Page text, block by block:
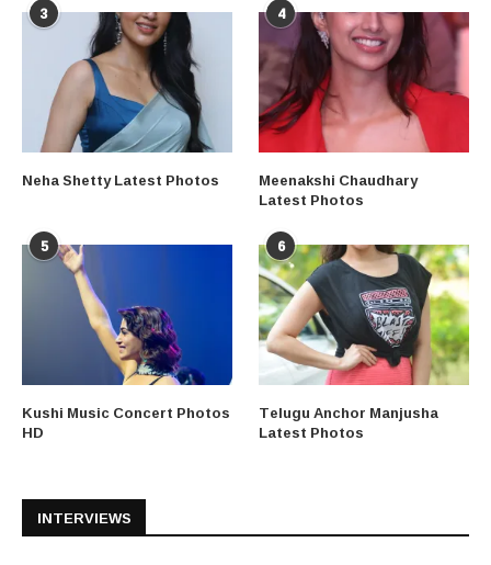
3
Neha Shetty Latest Photos
4
Meenakshi Chaudhary
Latest Photos
5
Kushi Music Concert Photos
HD
6
Telugu Anchor Manjusha
Latest Photos
INTERVIEWS